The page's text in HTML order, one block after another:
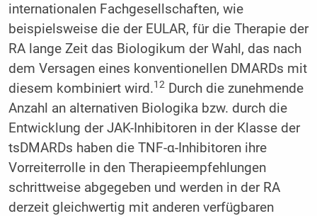
internationalen Fachgesellschaften, wie
beispielsweise die der EULAR, für die Therapie der
RA lange Zeit das Biologikum der Wahl, das nach
dem Versagen eines konventionellen DMARDs mit
diesem kombiniert wird.12Durch die zunehmende
Anzahl an alternativen Biologika bzw. durch die
Entwicklung der JAK-Inhibitoren in der Klasse der
tsDMARDs haben die TNF-α-Inhibitoren ihre
Vorreiterrolle in den Therapieempfehlungen
schrittweise abgegeben und werden in der RA
derzeit gleichwertig mit anderen verfügbaren